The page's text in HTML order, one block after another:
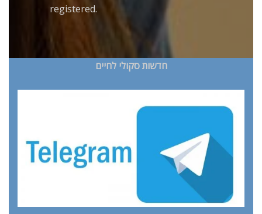
registered.
חדשות סקולי לחיים